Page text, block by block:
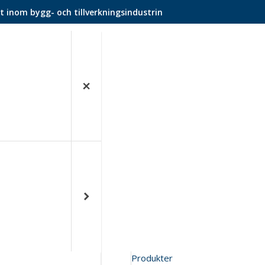
inom bygg- och tillverkningsindustrin
Produkter